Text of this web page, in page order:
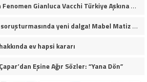
Dünyaca Ünlü İtalyan Fenomen Gianluca Vacchi Türkiye Aşkına Geliyor!
Ünlülere uyuşturucu soruşturmasında yeni dalga! Mabel Matiz dahil 14 kişi gözaltına alındı
ev hapsi kararı
Eşine Ağır Sözler: “Yana Dön”